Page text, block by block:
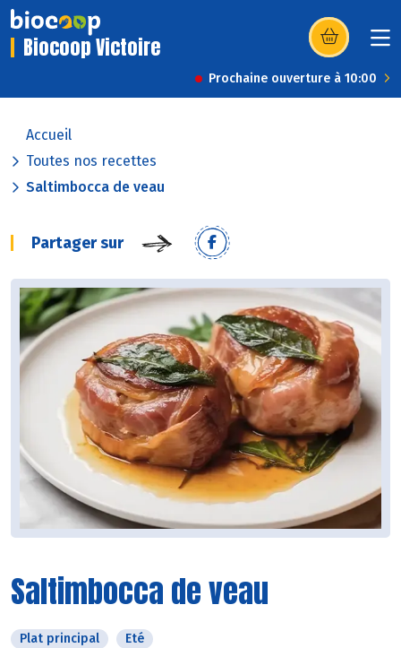
Biocoop Victoire (s’ouvre dans
Prochaine ouverture à 10:00
Accueil
Toutes nos recettes
Saltimbocca de veau
Partager sur
Saltimbocca de veau
Plat principal Eté